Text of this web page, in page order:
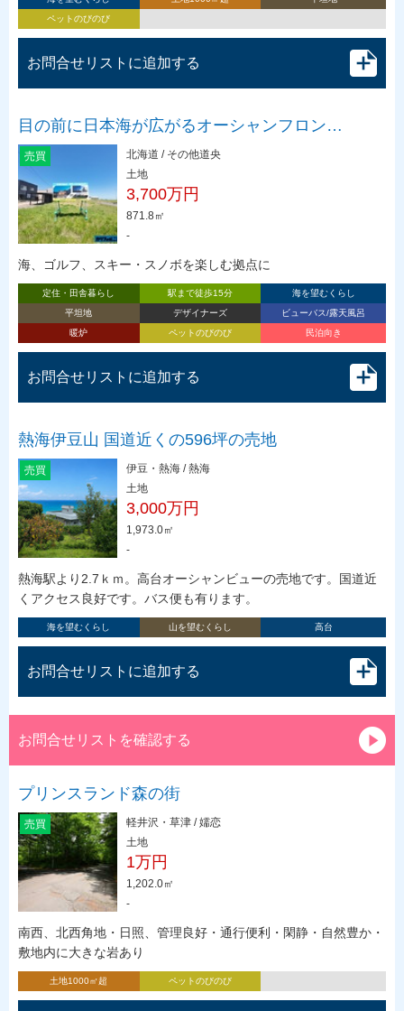
ペットのびのび
お問合せリストに追加する
目の前に日本海が広がるオーシャンフロン…
売買
北海道 / その他道央
土地
3,700万円
871.8㎡
-
海、ゴルフ、スキー・スノボを楽しむ拠点に
定住・田舎暮らし 駅まで徒歩15分
海を望むくらし
平坦地
デザイナーズ
ビューバス/露天風呂
暖炉
ペットのびのび 民泊向き
お問合せリストに追加する
熱海伊豆山 国道近くの596坪の売地
売買
伊豆・熱海 / 熱海
土地
3,000万円
1,973.0㎡
-
熱海駅より2.7ｋｍ。高台オーシャンビューの売地です。国道近
くアクセス良好です。バス便も有ります。
海を望むくらし 山を望むくらし 高台
お問合せリストに追加する
お問合せリストを確認する
プリンスランド森の街
売買
軽井沢・草津 / 嬬恋
土地
1万円
1,202.0㎡
-
南西、北西角地・日照、管理良好・通行便利・閑静・自然豊か・
敷地内に大きな岩あり
土地1000㎡超 ペットのびのび